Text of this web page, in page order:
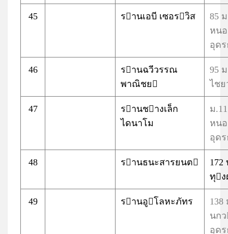
45 รานเอบี เซอรวิส
85
หน
อุด
46
รานฉวีวรรณ
พาณิชย
95
ไช
47
รานชางเล็ก
ไดนาโม
ม
หน
อุด
48 รานธนะสารยนต
ทุ
49 รานอูโลหะภัทร
138
นกว
อุด